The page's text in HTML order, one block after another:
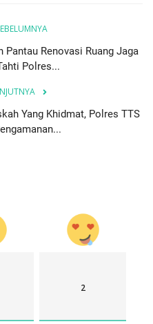
Renovasi Ruang Jaga
Polres...
Yang Khidmat, Polres TTS
2